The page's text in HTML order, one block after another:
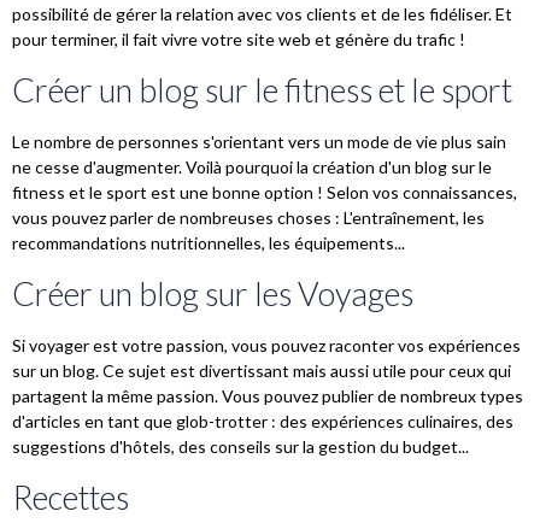
possibilité de gérer la relation avec vos clients et de les fidéliser. Et
pour terminer, il fait vivre votre site web et génère du trafic !
Créer un blog sur le fitness et le sport
Le nombre de personnes s'orientant vers un mode de vie plus sain
ne cesse d'augmenter. Voilà pourquoi la création d'un blog sur le
fitness et le sport est une bonne option ! Selon vos connaissances,
vous pouvez parler de nombreuses choses : L'entraînement, les
recommandations nutritionnelles, les équipements...
Créer un blog sur les Voyages
Si voyager est votre passion, vous pouvez raconter vos expériences
sur un blog. Ce sujet est divertissant mais aussi utile pour ceux qui
partagent la même passion. Vous pouvez publier de nombreux types
d'articles en tant que glob-trotter : des expériences culinaires, des
suggestions d'hôtels, des conseils sur la gestion du budget...
Recettes